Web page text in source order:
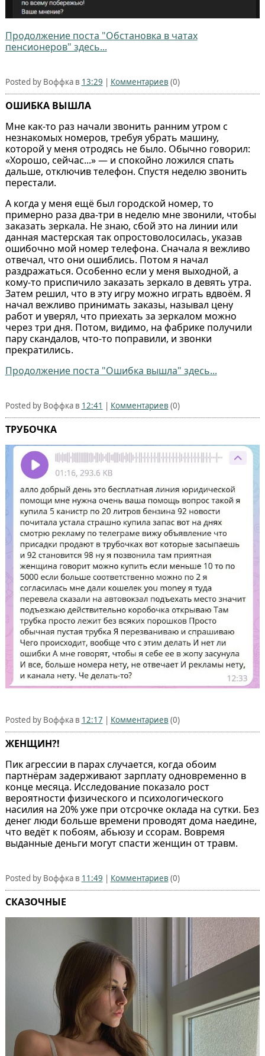
Продолжение поста "Обстановка в чатах
пенсионеров" здесь...
Posted by Воффка в 13:29 | Комментариев (0)
ОШИБКА ВЫШЛА
Мне как-то раз начали звонить ранним утром с
незнакомых номеров, требуя убрать машину,
которой у меня отродясь не было. Обычно говорил:
«Хорошо, сейчас...» — и спокойно ложился спать
дальше, отключив телефон. Спустя неделю звонить
перестали.
А когда у меня ещё был городской номер, то
примерно раза два-три в неделю мне звонили, чтобы
заказать зеркала. Не знаю, сбой это на линии или
данная мастерская так опростоволосилась, указав
ошибочно мой номер телефона. Сначала я вежливо
отвечал, что они ошиблись. Потом я начал
раздражаться. Особенно если у меня выходной, а
кому-то приспичило заказать зеркало в девять утра.
Затем решил, что в эту игру можно играть вдвоём. Я
начал вежливо принимать заказы, называл цену
работ и уверял, что приехать за зеркалом можно
через три дня. Потом, видимо, на фабрике получили
пару скандалов, что-то поправили, и звонки
прекратились.
Продолжение поста "Ошибка вышла" здесь...
Posted by Воффка в 12:41 | Комментариев (0)
ТРУБОЧКА
Posted by Воффка в 12:17 | Комментариев (0)
ЖЕНЩИН?!
Пик агрессии в парах случается, когда обоим
партнёрам задерживают зарплату одновременно в
конце месяца. Исследование показало рост
вероятности физического и психологического
насилия на 20% уже при отсрочке оклада на сутки. Без
денег люди больше времени проводят дома наедине,
что ведёт к побоям, абьюзу и ссорам. Вовремя
выданные деньги могут спасти женщин от травм.
Posted by Воффка в 11:49 | Комментариев (0)
СКАЗОЧНЫЕ